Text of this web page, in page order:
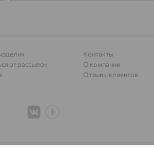
от рассылок
Контакты
О компании
Отзывы клиентов
доставка